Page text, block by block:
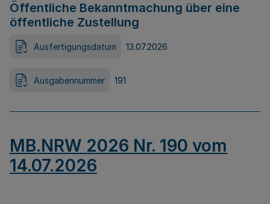
Öffentliche Bekanntmachung über eine
öffentliche Zustellung
Ausfertigungsdatum 13.07.2026
Ausgabennummer 191
MB.NRW 2026 Nr. 190 vom
14.07.2026